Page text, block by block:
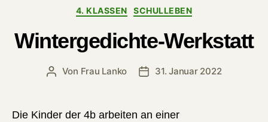
Kategorien
4. KLASSEN SCHULLEBEN
Wintergedichte-Werkstatt
Beitragsautor
Von Frau Lanko Veröffentlichungsdatum
31. Januar 2022
Die Kinder der 4b arbeiten an einer